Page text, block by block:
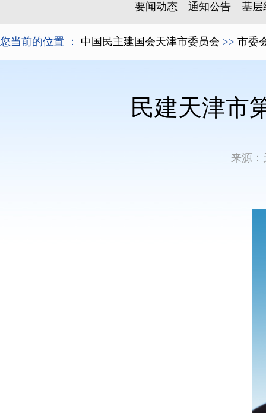
要闻动态 通知公告 基层
您当前的位置 ： 中国民主建国会天津市委员会 >> 市委
民建天津市
来源